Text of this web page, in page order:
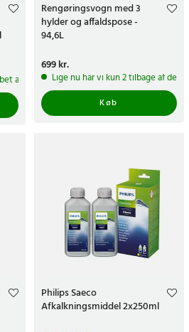
af 1-2 hverdage
Rengøringsvogn med 3
hylder og affaldspose -
94,6L
Pris:699 kr.
699 kr.
Lige nu har vi kun 2 tilbage af
Køb
Philips Saeco
Afkalkningsmiddel 2x250ml